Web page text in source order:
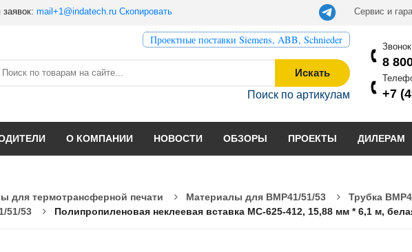
mail+1@indatech.ru Скопировать Сервис и
Проектные поставки Siemens, ABB, Schnieder
Искать
Поиск по артикулам
8
+7
О КОМПАНИИ НОВОСТИ ОБЗОРЫ ПРОЕКТЫ ДИЛЕРАМ
для термотрансферной печати Материалы для BMP41/51/53
Трубка
51/53 Полипропиленовая неклеевая вставка MC-625-412, 15,88 мм * 6,1 м,